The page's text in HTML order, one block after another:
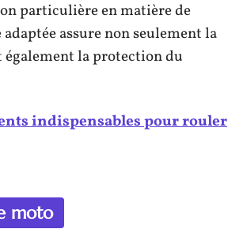
particulière en matière de
assure non seulement la
la protection du
indispensables pour rouler
moto